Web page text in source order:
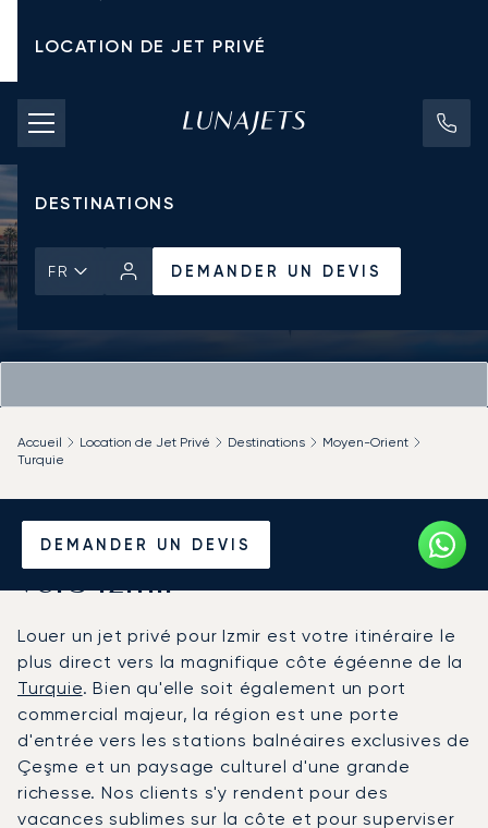
LOCATION DE JET PRIVÉ
TARIFS D'AFFRÈTEMENT
JETS PRIVÉS
DESTINATIONS
FR DEMANDER UN DEVIS
DEMANDER UN DEVIS
Accueil Location de Jet Privé Destinations
Moyen-Orient
Turquie
Louer un Jet Privé depuis et
vers Izmir
Louer un jet privé pour Izmir est votre itinéraire le
plus direct vers la magnifique côte égéenne de la
Turquie. Bien qu'elle soit également un port
commercial majeur, la région est une porte
d'entrée vers les stations balnéaires exclusives de
Çeşme et un paysage culturel d'une grande
richesse. Nos clients s'y rendent pour des
vacances sublimes sur la côte et pour superviser